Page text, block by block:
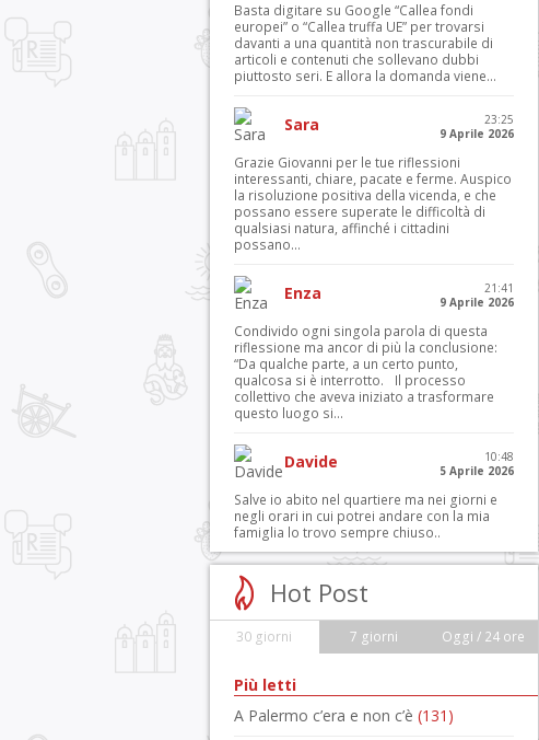
Basta digitare su Google “Callea fondi
europei” o “Callea truffa UE” per trovarsi
davanti a una quantità non trascurabile di
articoli e contenuti che sollevano dubbi
piuttosto seri. E allora la domanda viene...
Sara
23:25
9 Aprile 2026
Grazie Giovanni per le tue riflessioni
interessanti, chiare, pacate e ferme. Auspico
la risoluzione positiva della vicenda, e che
possano essere superate le difficoltà di
qualsiasi natura, affinché i cittadini
possano...
Enza
21:41
9 Aprile 2026
Condivido ogni singola parola di questa
riflessione ma ancor di più la conclusione:
“Da qualche parte, a un certo punto,
qualcosa si è interrotto. Il processo
collettivo che aveva iniziato a trasformare
questo luogo si...
Davide
10:48
5 Aprile 2026
Salve io abito nel quartiere ma nei giorni e
negli orari in cui potrei andare con la mia
famiglia lo trovo sempre chiuso..
Hot Post
30 giorni 7 giorni Oggi / 24 ore
Più letti
A Palermo c’era e non c’è (131)